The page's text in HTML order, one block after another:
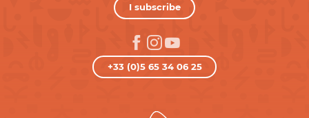
I subscribe
+33 (0)5 65 34 06 25